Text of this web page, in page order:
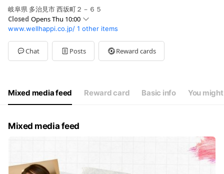
岐阜県 多治見市 西坂町２－６５
Closed Opens Thu 10:00
SunClosed
Mon10:00 - 19:00,00:00 - 00:00
Tue10:00 - 19:00,00:00 - 00:00
Wed10:00 - 19:00,00:00 - 00:00
Sat
10:00 - 19:00,00:00 - 00:00
日祝日は当日受付は承っておりませんが事前予約は承ります
www.wellhappi.co.jp/ 1 other items
Chat Posts Reward cards
Mixed media feed Reward card Basic info You
Mixed media feed